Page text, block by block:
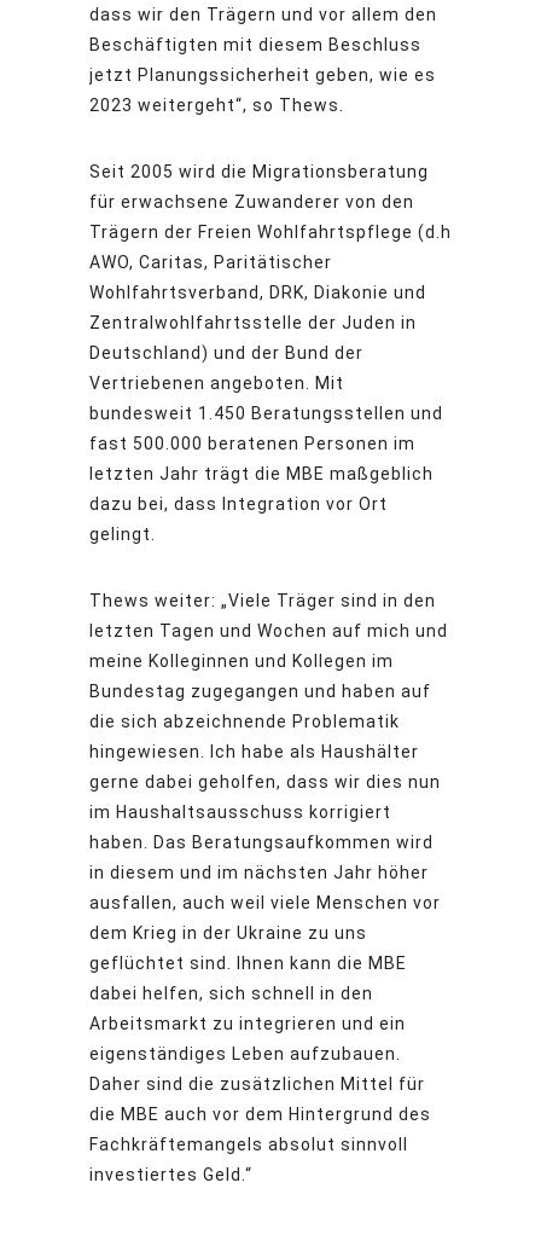
dass wir den Trägern und vor allem den
Beschäftigten mit diesem Beschluss
jetzt Planungssicherheit geben, wie es
2023 weitergeht“, so Thews.
Seit 2005 wird die Migrationsberatung
für erwachsene Zuwanderer von den
Trägern der Freien Wohlfahrtspflege (d.h
AWO, Caritas, Paritätischer
Wohlfahrtsverband, DRK, Diakonie und
Zentralwohlfahrtsstelle der Juden in
Deutschland) und der Bund der
Vertriebenen angeboten. Mit
bundesweit 1.450 Beratungsstellen und
fast 500.000 beratenen Personen im
letzten Jahr trägt die MBE maßgeblich
dazu bei, dass Integration vor Ort
gelingt.
Thews weiter: „Viele Träger sind in den
letzten Tagen und Wochen auf mich und
meine Kolleginnen und Kollegen im
Bundestag zugegangen und haben auf
die sich abzeichnende Problematik
hingewiesen. Ich habe als Haushälter
gerne dabei geholfen, dass wir dies nun
im Haushaltsausschuss korrigiert
haben. Das Beratungsaufkommen wird
in diesem und im nächsten Jahr höher
ausfallen, auch weil viele Menschen vor
dem Krieg in der Ukraine zu uns
geflüchtet sind. Ihnen kann die MBE
dabei helfen, sich schnell in den
Arbeitsmarkt zu integrieren und ein
eigenständiges Leben aufzubauen.
Daher sind die zusätzlichen Mittel für
die MBE auch vor dem Hintergrund des
Fachkräftemangels absolut sinnvoll
investiertes Geld.“